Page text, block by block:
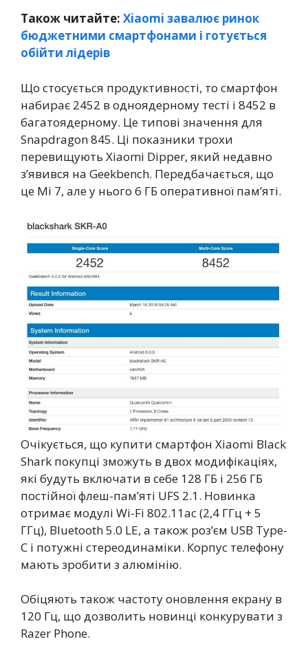
Також читайте: Xiaomi завалює ринок
бюджетними смартфонами і готується
обійти лідерів
Що стосується продуктивності, то смартфон
набирає 2452 в одноядерному тесті і 8452 в
багатоядерному. Це типові значення для
Snapdragon 845. Ці показники трохи
перевищують Xiaomi Dipper, який недавно
з’явився на Geekbench. Передбачається, що
це Mi 7, але у нього 6 ГБ оперативної пам’яті.
Очікується, що купити смартфон Xiaomi Black
Shark покупці зможуть в двох модифікаціях,
які будуть включати в себе 128 ГБ і 256 ГБ
постійної флеш-пам’яті UFS 2.1. Новинка
отримає модулі Wi-Fi 802.11ac (2,4 ГГц + 5
ГГц), Bluetooth 5.0 LE, а також роз’єм USB Type-
C і потужні стереодинаміки. Корпус телефону
мають зробити з алюмінію.
Обіцяють також частоту оновлення екрану в
120 Гц, що дозволить новинці конкурувати з
Razer Phone.